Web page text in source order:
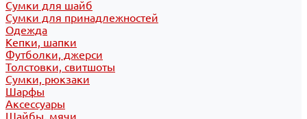
Сумки для шайб
Сумки для принадлежностей
Одежда
Кепки, шапки
Футболки, джерси
Толстовки, свитшоты
Сумки, рюкзаки
Шарфы
Аксессуары
Шайбы, мячи